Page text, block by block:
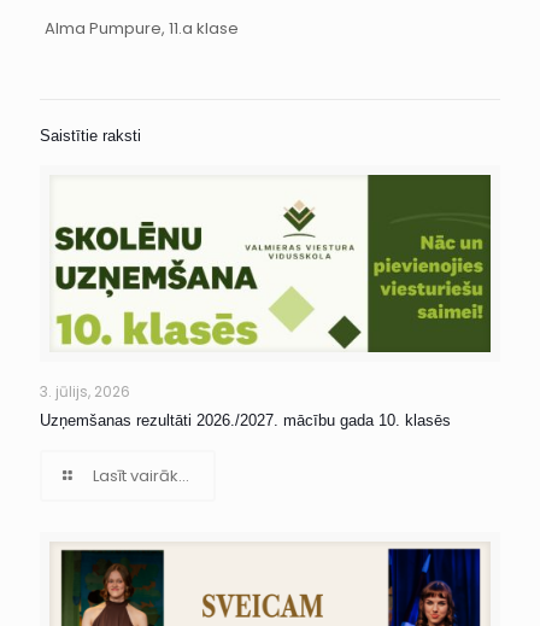
Alma Pumpure, 11.a klase
Saistītie raksti
3. jūlijs, 2026
Uzņemšanas rezultāti 2026./2027. mācību gada 10. klasēs
Lasīt vairāk...